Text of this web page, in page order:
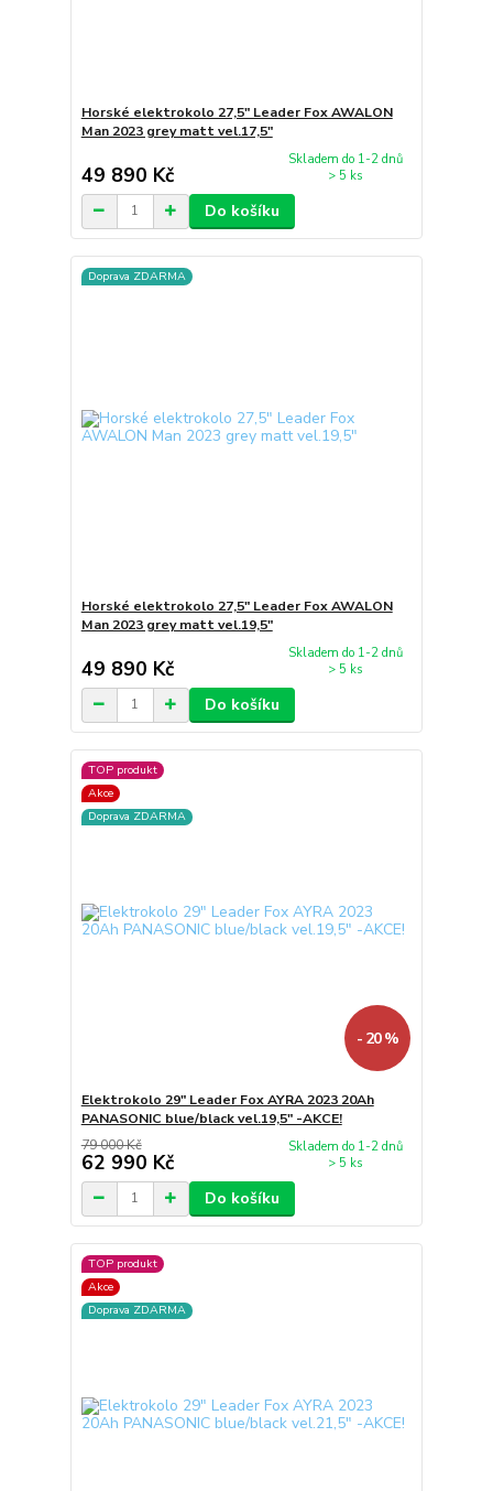
Horské elektrokolo 27,5" Leader Fox AWALON
Man 2023 grey matt vel.17,5"
49 890 Kč
Skladem do 1-2 dnů
> 5 ks
Do košíku
Doprava ZDARMA
Horské elektrokolo 27,5" Leader Fox AWALON
Man 2023 grey matt vel.19,5"
49 890 Kč
Skladem do 1-2 dnů
> 5 ks
Do košíku
TOP produkt
Akce
Doprava ZDARMA
- 20 %
Elektrokolo 29" Leader Fox AYRA 2023 20Ah
PANASONIC blue/black vel.19,5" -AKCE!
79 000 Kč
62 990 Kč
Skladem do 1-2 dnů
> 5 ks
Do košíku
TOP produkt
Akce
Doprava ZDARMA